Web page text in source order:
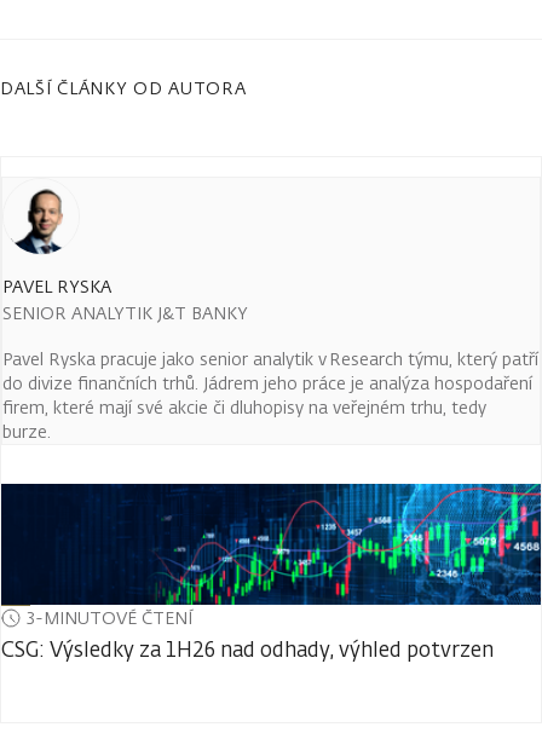
DALŠÍ ČLÁNKY OD AUTORA
PAVEL RYSKA
SENIOR ANALYTIK J&T BANKY
Pavel Ryska pracuje jako senior analytik v Research týmu, který patří
do divize finančních trhů. Jádrem jeho práce je analýza hospodaření
firem, které mají své akcie či dluhopisy na veřejném trhu, tedy
burze.
3-MINUTOVÉ ČTENÍ
CSG: Výsledky za 1H26 nad odhady, výhled potvrzen